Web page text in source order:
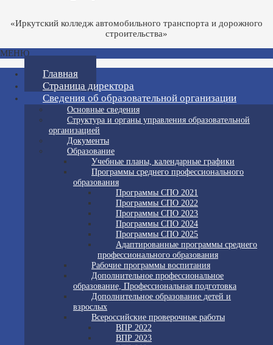
«Иркутский колледж автомобильного транспорта и дорожного
строительства»
МЕНЮ
Главная
Страница директора
Сведения об образовательной организации
Основные сведения
Структура и органы управления образовательной
организацией
Документы
Образование
Учебные планы, календарные графики
Программы среднего профессионального
образования
Программы СПО 2021
Программы СПО 2022
Программы СПО 2023
Программы СПО 2024
Программы СПО 2025
Адаптированные программы среднего
профессионального образования
Рабочие программы воспитания
Дополнительное профессиональное
образование, Профессиональная подготовка
Дополнительное образование детей и
взрослых
Всероссийские проверочные работы
ВПР 2022
ВПР 2023